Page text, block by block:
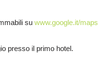
su www.google.it/maps
presso il primo hotel.